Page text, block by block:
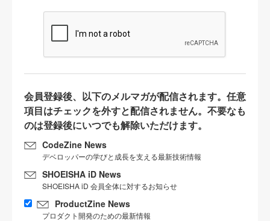
会員登録後、以下のメルマガが配信されます。任意
項目はチェックを外すと配信されません。不要なも
のは登録後にいつでも解除いただけます。
CodeZine News
デベロッパーの学びと成長を支える最新技術情報
SHOEISHA iD News
SHOEISHA iD 会員全体に対するお知らせ
ProductZine News
プロダクト開発のための最新情報